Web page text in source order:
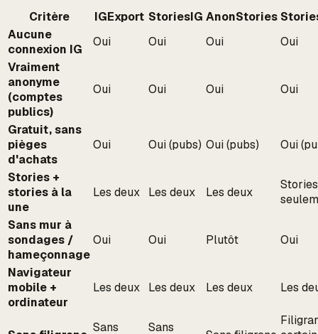
Critère IGExport StoriesIG AnonStories
Aucune
connexion IG
Oui Oui Oui
Oui
Vraiment
anonyme
(comptes
publics)
Oui Oui Oui Oui
Gratuit, sans
pièges
d'achats
Oui Oui (pubs) Oui (pubs) Oui
Stories +
stories à la
une
Les deux Les deux Les deux
Stories
Sans mur à
sondages /
hameçonnage
Oui Oui Plutôt Oui
Navigateur
mobile +
ordinateur
Les deux Les deux Les deux Les
Sans Sans